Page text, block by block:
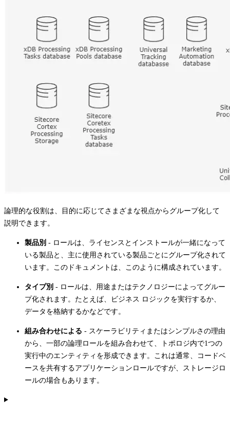
論理的な役割は、目的に応じてさまざまな視点からグループ化して
説明できます。
製品別 - ロールは、ライセンスとインストールが一緒になって
いる製品と、主に使用されている製品ごとにグループ化されて
います。このドキュメントは、このように構成されています。
タイプ別 - ロールは、用途またはテクノロジーによってグルー
プ化されます。たとえば、ビジネス ロジックを実行するか、
データを格納するかなどです。
組み合わせによる - スケーラビリティまたはシンプルさの理由
から、一部の論理ロールを組み合わせて、トポロジ内で1つの
実行中のエンティティを形成できます。これは通常、コードベ
ースを共有するアプリケーションロールですが、ストレージロ
ールの場合もあります。